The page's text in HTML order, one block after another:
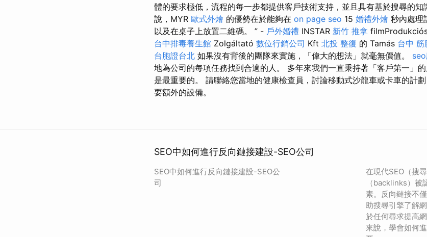
體的要求極低，流程的每一步都提供客戶技術支持，並且具有基於搜尋的知
說，MYR 歐式外燴 的優勢在於能夠在 on page seo 15 婚禮外燴 秒內處理
以及在桌子上放置二維碼。 ” - 戶外婚禮 INSTAR 新竹 推拿
台中排毒養生館 Zolgáltató 數位行銷公司 Kft 北投 整復 的 Tamás 台中 筋
台胞證台北 如果沒有背後的團隊來實施，「偉大的想法」就毫無價值。
地為公司的每項任務找到合適的人。 多年來我們一直秉持著「客戶第一」
是最重要的。 請聯絡您當地的健康檢查員，討論移動式沙龍車或卡車的計
要額外的設備。
SEO中如何進行反向鏈接建設-SEO公司
SEO中如何進行反向鏈接建設-SEO公
司
在現代SEO（搜
（backlinks）被
素。反向鏈接不
助搜尋引擎了解
於任何尋求提高
來說，學會如何